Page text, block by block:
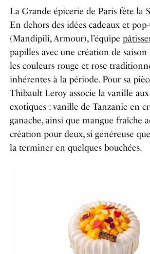
La Grande épicerie de Paris fête la
En dehors des idées cadeaux et
(Mandipili, Armour), l’équipe
papilles avec une création de saison
les couleurs rouge et rose
inhérentes à la période. Pour sa
Thibault Leroy associe la vanille
exotiques : vanille de Tanzanie en
ganache, ainsi que mangue fraîche
création pour deux, si généreuse
la terminer en quelques bouchées.